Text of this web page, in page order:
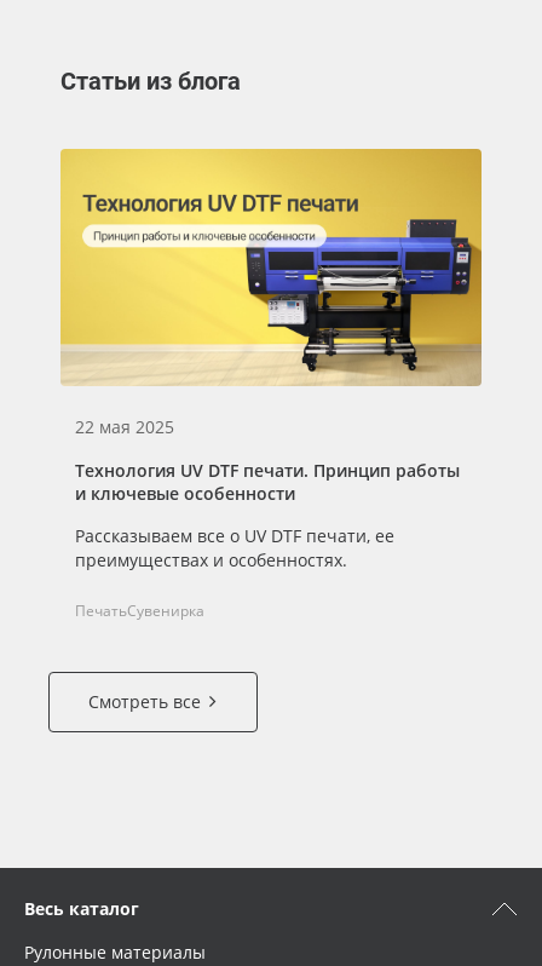
Статьи из блога
22 мая 2025
Технология UV DTF печати. Принцип работы
и ключевые особенности
Рассказываем все о UV DTF печати, ее
преимуществах и особенностях.
ПечатьСувенирка
Смотреть все
Весь каталог
Рулонные материалы